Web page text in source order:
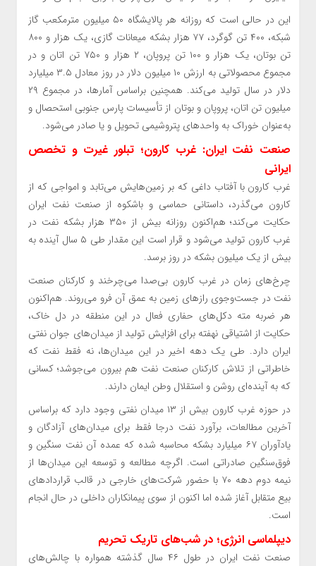
این در حالی است که روزانه هر پالایشگاه ۵۰ میلیون مترمکعب گاز
شبکه، ۴۰۰ تن گوگرد، ۷۷ هزار بشکه میعانات گازی، یک هزار و ۸۰۰
تن بوتان، یک هزار و ۱۰۰ تن پروپان، ۲ هزار و ۷۵۰ تن اتان و در
مجموع محصولاتی به ارزش ۱۰ میلیون دلار در روز معادل ۳.۵ میلیارد
دلار در سال تولید می‌کند. همچنین براساس آمارها، در مجموع ۲۹
میلیون تن اتان، پروپان و بوتان از تأسیسات پارس جنوبی استحصال و
به‌عنوان خوراک به واحدهای پتروشیمی تحویل و یا صادر می‌شود.
صنعت نفت ایران: غرب کارون؛ تبلور غیرت و تخصص
ایرانی
غرب کارون با آفتاب داغی که بر زمین‌هایش می‌تابد و امواجی که از
کارون می‌گذرد، داستانی حماسی و باشکوه از صنعت نفت ایران
حکایت می‌کند؛ هم‌اکنون روزانه بیش از ۳۵۰ هزار بشکه نفت در
غرب کارون تولید می‌شود و قرار است این مقدار طی ۵ سال آینده به
بیش از یک میلیون بشکه در روز برسد.
چرخ‌های زمان در غرب کارون بی‌صدا می‌چرخند و کارکنان صنعت
نفت در جست‌وجوی رازهای زمین به عمق آن فرو می‌روند. هم‌اکنون
هر ضربه مته دکل‌های حفاری فعال در این منطقه در دل خاک،
حکایت از اشتیاقی نهفته برای افزایش تولید از میدان‌های جوان نفتی
ایران دارد. طی یک دهه اخیر در این میدان‌ها، نه فقط نفت که
خاطراتی از تلاش کارکنان صنعت نفت هم بیرون می‌جوشد؛ کسانی
که به آینده‌ای روشن و استقلال وطن ایمان دارند.
در حوزه غرب کارون بیش از ۱۳ میدان نفتی وجود دارد که براساس
آخرین مطالعات، برآورد نفت درجا فقط برای میدان‌های آزادگان و
یادآوران ۶۷ میلیارد بشکه محاسبه شده که عمده آن نفت سنگین و
فوق‌سنگین صادراتی است. اگرچه مطالعه و توسعه این میدان‌ها از
نیمه دوم دهه ۷۰ با حضور شرکت‌های خارجی در قالب قراردادهای
بیع متقابل آغاز شده اما اکنون از سوی پیمانکاران داخلی در حال انجام
است.
دیپلماسی انرژی؛ در شب‌های تاریک تحریم
صنعت نفت ایران در طول ۴۶ سال گذشته همواره با چالش‌های